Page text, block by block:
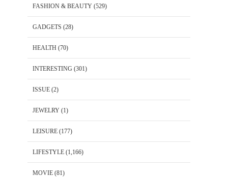
FASHION & BEAUTY (529)
GADGETS (28)
HEALTH (70)
INTERESTING (301)
ISSUE (2)
JEWELRY (1)
LEISURE (177)
LIFESTYLE (1,166)
MOVIE (81)